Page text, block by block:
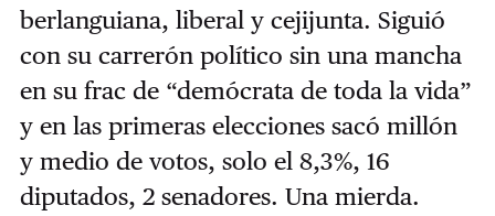
berlanguiana, liberal y cejijunta. Siguió
con su carrerón político sin una mancha
en su frac de “demócrata de toda la vida”
y en las primeras elecciones sacó millón
y medio de votos, solo el 8,3%, 16
diputados, 2 senadores. Una mierda.